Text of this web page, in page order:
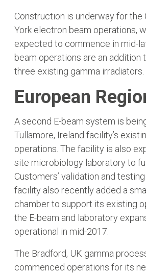
Construction is underway for the
York electron beam operations,
expected to commence in mid-
beam operations are an addition
three existing gamma irradiators.
European
A second E-beam system is
Tullamore, Ireland facility’s
operations. The facility is also
site microbiology laboratory to
Customers’ validation and
facility also recently added a
chamber to support its existing
the E-beam and laboratory
operational in mid-2017.
The Bradford, UK gamma
commenced operations for its